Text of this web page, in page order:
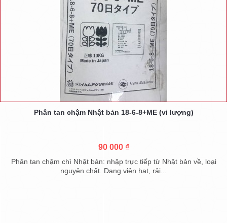
Phân tan chậm Nhật bản 18-6-8+ME (vi lượng)
90 000 ₫
Phân tan chậm chì Nhật bản: nhập trực tiếp từ Nhật bản về, loại
nguyên chất. Dạng viên hạt, rải...